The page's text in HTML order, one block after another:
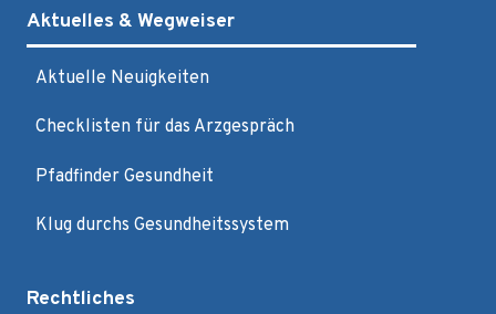
Aktuelles & Wegweiser
Aktuelle Neuigkeiten
Checklisten für das Arzgespräch
Pfadfinder Gesundheit
Klug durchs Gesundheitssystem
Rechtliches